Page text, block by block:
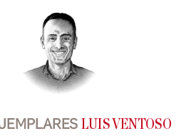
LUIS VENTOSO